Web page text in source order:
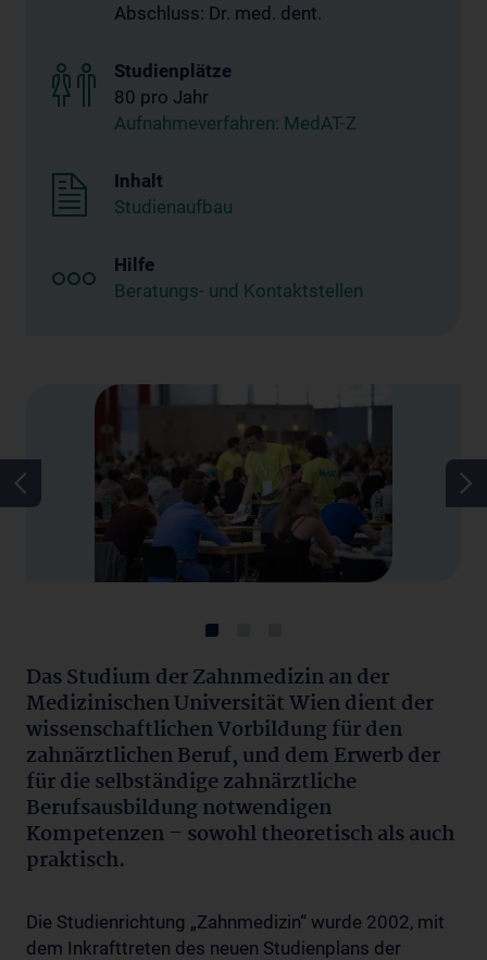
Abschluss: Dr. med. dent.
Studienplätze
80 pro Jahr
Aufnahmeverfahren: MedAT-Z
Inhalt
Studienaufbau
Hilfe
Beratungs- und Kontaktstellen
Das Studium der Zahnmedizin an der
Medizinischen Universität Wien dient der
wissenschaftlichen Vorbildung für den
zahnärztlichen Beruf, und dem Erwerb der
für die selbständige zahnärztliche
Berufsausbildung notwendigen
Kompetenzen – sowohl theoretisch als auch
praktisch.
Die Studienrichtung „Zahnmedizin“ wurde 2002, mit
dem Inkrafttreten des neuen Studienplans der